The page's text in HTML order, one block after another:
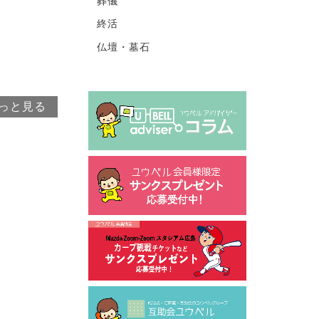
と見る
終活
仏壇・墓石